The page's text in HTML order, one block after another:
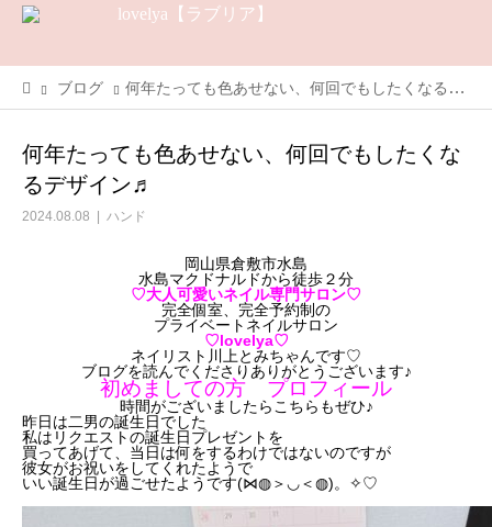
ブログ 何年たっても色あせない、何回でもしたくなるデザイン♬
何年たっても色あせない、何回でもしたくな
るデザイン♬
2024.08.08 ハンド
岡山県倉敷市水島
水島マクドナルドから徒歩２分
♡大人可愛いネイル専門サロン♡
完全個室、完全予約制の
プライベートネイルサロン
♡lovelya♡
ネイリスト川上とみちゃんです♡
ブログを読んでくださりありがとうございます♪
初めましての方 プロフィール
時間がございましたらこちらもぜひ♪
昨日は二男の誕生日でした
私はリクエストの誕生日プレゼントを
買ってあげて、当日は何をするわけではないのですが
彼女がお祝いをしてくれたようで
いい誕生日が過ごせたようです(⋈◍＞◡＜◍)。✧♡